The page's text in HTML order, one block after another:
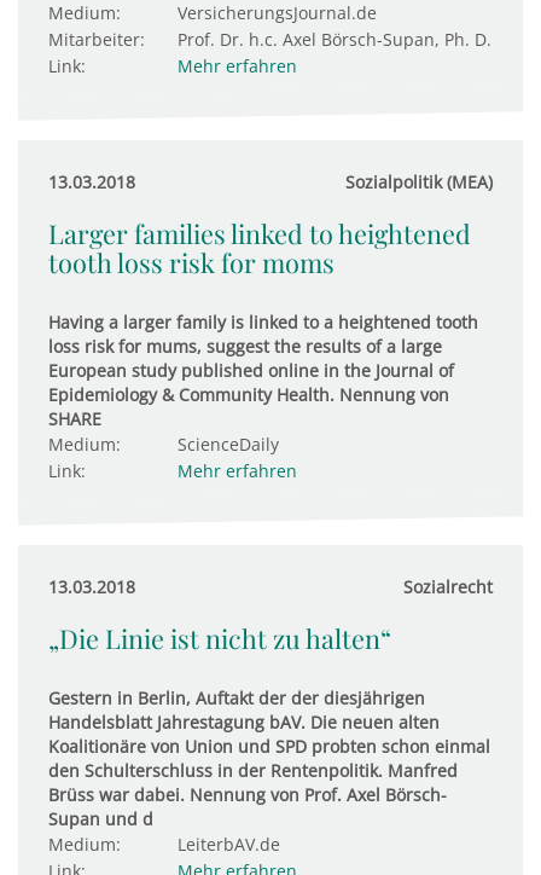
Medium:
VersicherungsJournal.de
Mitarbeiter:
Prof. Dr. h.c. Axel Börsch-Supan, Ph. D.
Link:
Mehr erfahren
13.03.2018 Sozialpolitik (MEA)
Larger families linked to heightened
tooth loss risk for moms
Having a larger family is linked to a heightened tooth
loss risk for mums, suggest the results of a large
European study published online in the Journal of
Epidemiology & Community Health. Nennung von
SHARE
Medium:
ScienceDaily
Link:
Mehr erfahren
13.03.2018 Sozialrecht
„Die Linie ist nicht zu halten“
Gestern in Berlin, Auftakt der der diesjährigen
Handelsblatt Jahrestagung bAV. Die neuen alten
Koalitionäre von Union und SPD probten schon einmal
den Schulterschluss in der Rentenpolitik. Manfred
Brüss war dabei. Nennung von Prof. Axel Börsch-
Supan und d
Medium:
LeiterbAV.de